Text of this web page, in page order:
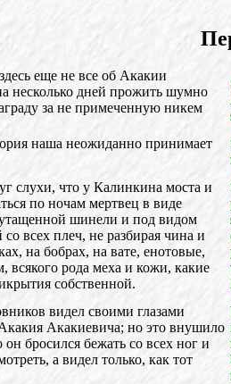
еще не все об Акакии
несколько дней прожить шумно
за не примеченную никем
наша неожиданно принимает
слухи, что у Калинкина моста и
по ночам мертвец в виде
шинели и под видом
всех плеч, не разбирая чина и
на бобрах, на вате, енотовые,
рода меха и кожи, какие
собственной.
видел своими глазами
Акакиевича; но это внушило
бросился бежать со всех ног и
а видел только, как тот